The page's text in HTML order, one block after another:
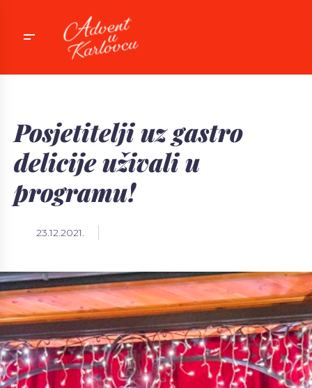
Posjetitelji uz gastro
delicije uživali u
programu!
23.12.2021.